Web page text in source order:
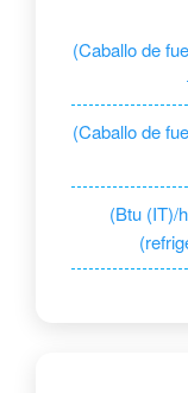
(Caballo de
(Caballo de
(Btu (IT)/